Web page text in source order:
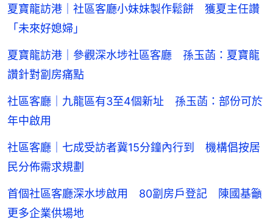
夏寶龍訪港｜社區客廳小妹妹製作鬆餅 獲夏主任讚
「未來好媳婦」
夏寶龍訪港｜參觀深水埗社區客廳 孫玉菡：夏寶龍
讚針對劏房痛點
社區客廳｜九龍區有3至4個新址 孫玉菡：部份可於
年中啟用
社區客廳｜七成受訪者冀15分鐘內行到 機構倡按居
民分佈需求規劃
首個社區客廳深水埗啟用 80劏房戶登記 陳國基籲
更多企業供場地